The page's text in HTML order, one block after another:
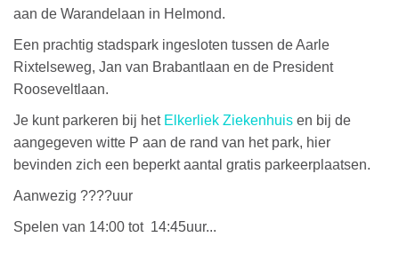
Foto's
Contact
Gastenboek
aan de Warandelaan in Helmond.
Een prachtig stadspark ingesloten tussen de Aarle
Rixtelseweg, Jan van Brabantlaan en de President
Rooseveltlaan.
Je kunt parkeren bij het Elkerliek Ziekenhuis en bij de
aangegeven witte P aan de rand van het park, hier
bevinden zich een beperkt aantal gratis parkeerplaatsen.
Aanwezig ????uur
Spelen van 14:00 tot 14:45uur...